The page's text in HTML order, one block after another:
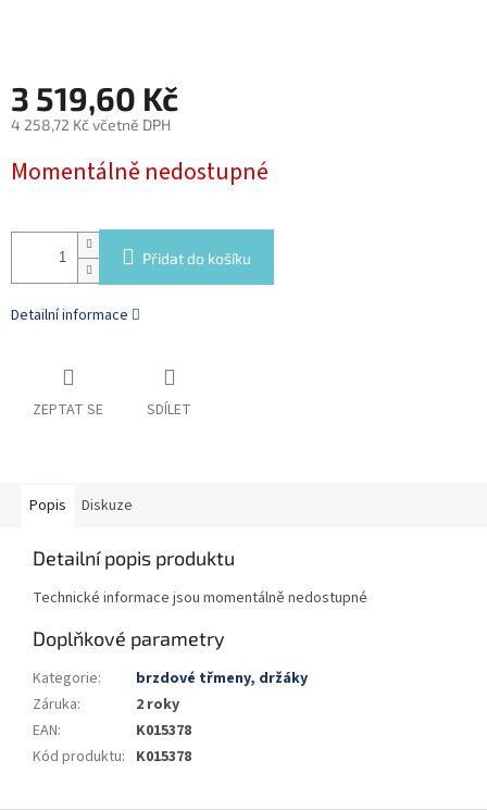
3 519,60 Kč
4 258,72 Kč včetně DPH
cena:
Momentálně nedostupné
Přidat do košíku
Detailní informace
ZEPTAT SE SDÍLET
Popis Diskuze
Detailní popis produktu
Technické informace jsou momentálně nedostupné
Doplňkové parametry
Kategorie:
brzdové třmeny, držáky
Záruka:
2 roky
EAN:
K015378
Kód produktu: K015378